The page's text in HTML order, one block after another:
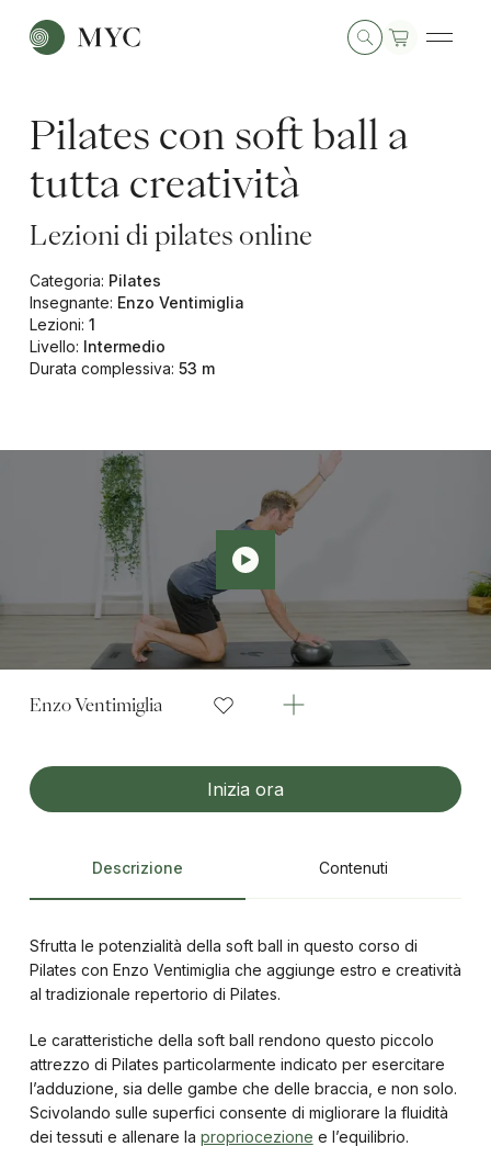
Pilates con soft ball a
tutta creatività
Lezioni di pilates online
Categoria: Pilates
Insegnante: Enzo Ventimiglia
Lezioni: 1
Livello: Intermedio
Durata complessiva: 53 m
Enzo Ventimiglia
Inizia ora
Descrizione Contenuti
Sfrutta le potenzialità della soft ball in questo corso di
Pilates con Enzo Ventimiglia che aggiunge estro e creatività
al tradizionale repertorio di Pilates.
Le caratteristiche della soft ball rendono questo piccolo
attrezzo di Pilates particolarmente indicato per esercitare
l’adduzione, sia delle gambe che delle braccia, e non solo.
Scivolando sulle superfici consente di migliorare la fluidità
dei tessuti e allenare la propriocezione e l’equilibrio.